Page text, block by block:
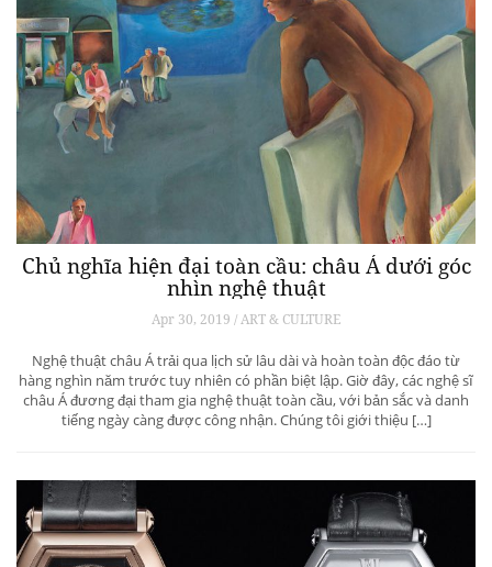
Chủ nghĩa hiện đại toàn cầu: châu Á dưới góc
nhìn nghệ thuật
Apr 30, 2019 / ART & CULTURE
Nghệ thuật châu Á trải qua lịch sử lâu dài và hoàn toàn độc đáo từ
hàng nghìn năm trước tuy nhiên có phần biệt lập. Giờ đây, các nghệ sĩ
châu Á đương đại tham gia nghệ thuật toàn cầu, với bản sắc và danh
tiếng ngày càng được công nhận. Chúng tôi giới thiệu […]